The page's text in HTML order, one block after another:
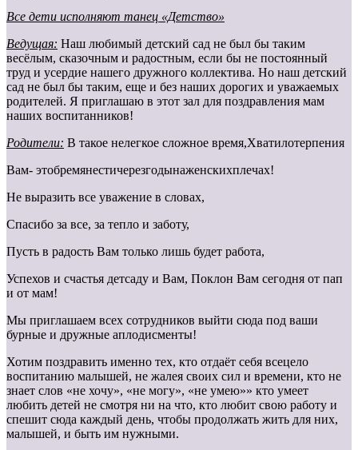
Все дети исполняют танец «Детство»
Ведущая: Наш любимый детский сад не был бы таким
весёлым, сказочным и радостным, если бы не постоянный
труд и усердие нашего дружного коллектива. Но наш детский
сад не был бы таким, еще и без наших дорогих и уважаемых
родителей. Я приглашаю в этот зал для поздравления мам
наших воспитанников!
Родители: В такое нелегкое сложное время,Хватилотерпения
Вам- этобремянестичерезгодынаженскихплечах!
Не выразить все уважение в словах,
Спасибо за все, за тепло и заботу,
Пусть в радость Вам только лишь будет работа,
Успехов и счастья детсаду и Вам, Поклон Вам сегодня от пап
и от мам!
Мы приглашаем всех сотрудников выйти сюда под ваши
бурные и дружные аплодисменты!
Хотим поздравить именно тех, кто отдаёт себя всецело
воспитанию малышей, не жалея своих сил и времени, кто не
знает слов «не хочу», «не могу», «не умею»» кто умеет
любить детей не смотря ни на что, кто любит свою работу и
спешит сюда каждый день, чтобы продолжать жить для них,
малышей, и быть им нужными.